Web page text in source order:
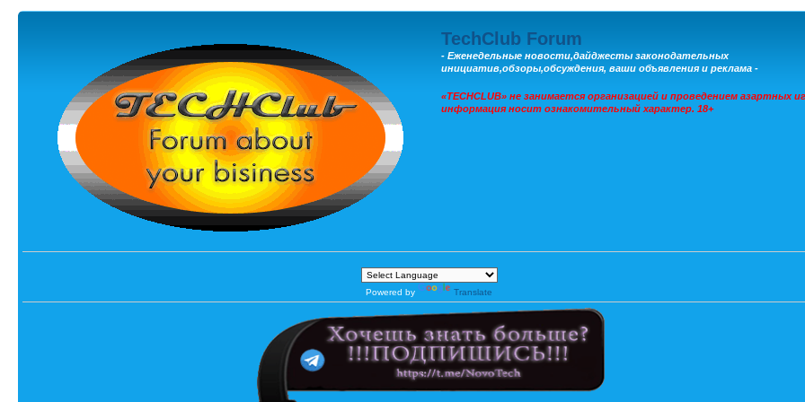
TechClub Forum
- Еженедельные новости,дайджесты законодательных
инициатив,обзоры,обсуждения, ваши объявления и реклама -
«TECHCLUB» не занимается организацией и проведением азартных
информация носит ознакомительный характер. 18+
Powered by Translate